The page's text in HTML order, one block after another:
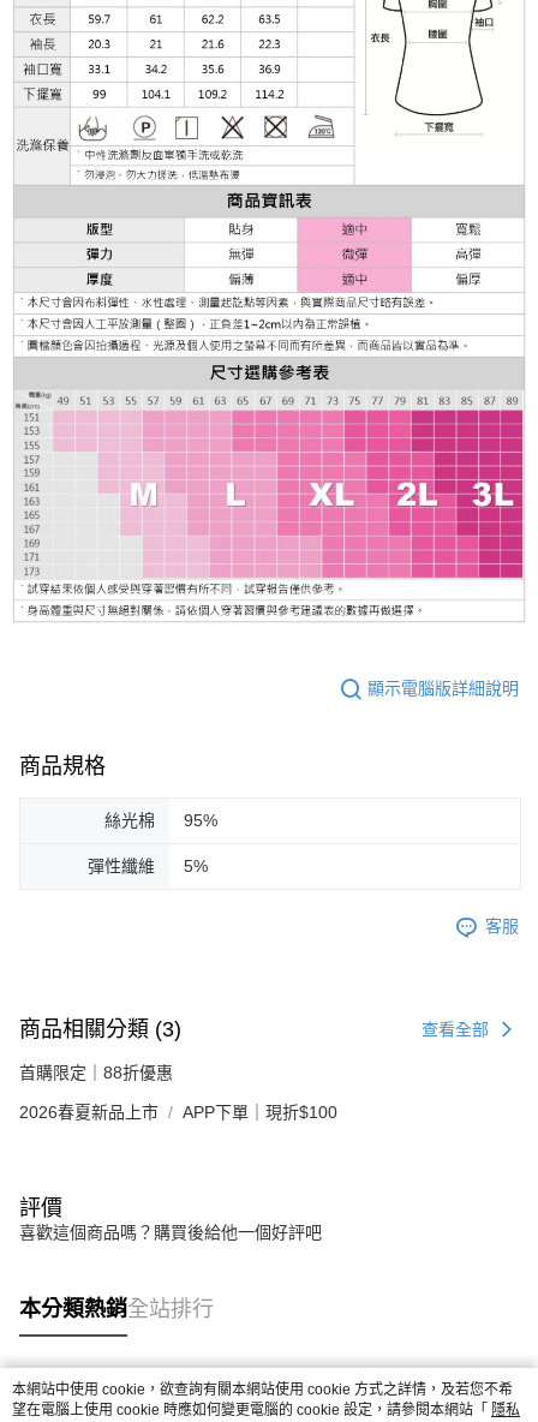
顯示電腦版詳細說明
商品規格
絲光棉 95%
彈性纖維 5%
客服
商品相關分類 (3) 查看全部
首購限定｜88折優惠
2026春夏新品上市 APP下單｜現折$100
評價
喜歡這個商品嗎？購買後給他一個好評吧
本分類熱銷全站排行
熱門標籤
本網站中使用 cookie，欲查詢有關本網站使用 cookie 方式之詳情，及若您不希
望在電腦上使用 cookie 時應如何變更電腦的 cookie 設定，請參閱本網站「 隱私